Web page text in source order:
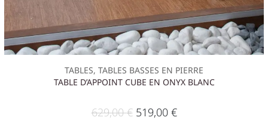
TABLES, TABLES BASSES EN PIERRE
TABLE D’APPOINT CUBE EN ONYX BLANC
629,00€ 519,00 €